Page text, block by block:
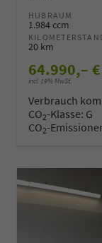
HUBRAUM
1.984 ccm
20 km
64.990,– €
incl. 19% MwSt.
Verbrauch
CO2-Klasse: G
CO2-